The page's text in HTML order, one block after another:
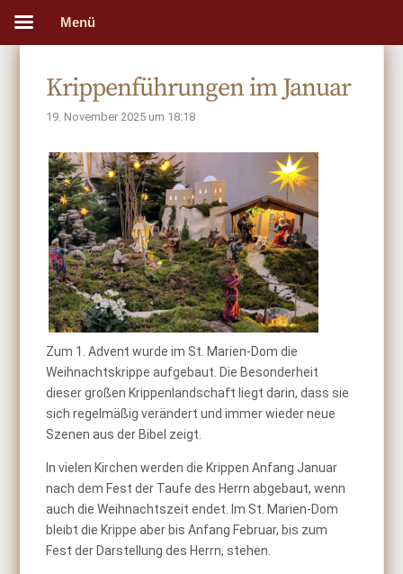
Krippenführungen im Januar
19. November 2025 um 18:18
Zum 1. Advent wurde im St. Marien-Dom die
Weihnachtskrippe aufgebaut. Die Besonderheit
dieser großen Krippenlandschaft liegt darin, dass sie
sich regelmäßig verändert und immer wieder neue
Szenen aus der Bibel zeigt.
In vielen Kirchen werden die Krippen Anfang Januar
nach dem Fest der Taufe des Herrn abgebaut, wenn
auch die Weihnachtszeit endet. Im St. Marien-Dom
bleibt die Krippe aber bis Anfang Februar, bis zum
Fest der Darstellung des Herrn, stehen.
Menü